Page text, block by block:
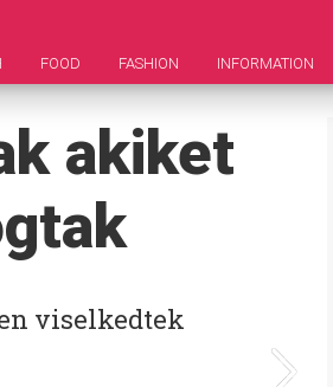
FOOD FASHION INFORMATION
akiket
viselkedtek